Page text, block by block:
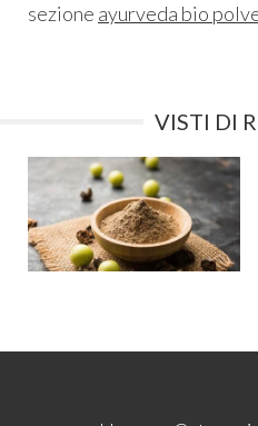
sezione ayurveda bio
VISTI DI